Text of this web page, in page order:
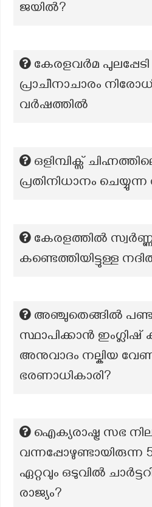
ജയിൽ?
കേരളവർമ
പ്രാചീനാചാരം
വർഷത്തിൽ
ഒളിമ്പിക്സ്
പ്രതിനിധാനം
കേരളത്തില്‍
കണ്ടെത്തിയിട്ടുള്ള
അഞ്ചുതെങ്ങിൽ
സ്ഥാപിക്കാൻ ഇംഗ്ലിഷ്
അനുവാദം നല്കിയ
ഭരണാധികാരി?
ഐക്യരാഷ്ട്ര സഭ
വന്നപ്പോഴുണ്ടായിരുന്ന
ഏറ്റവും ഒടുവിൽ
രാജ്യം?